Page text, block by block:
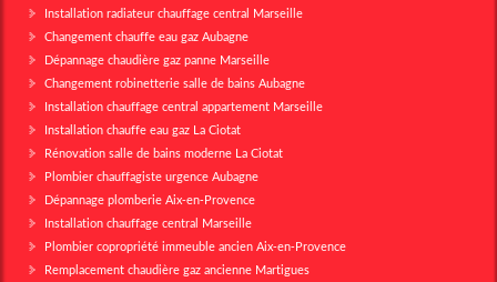
Installation radiateur chauffage central Marseille
Changement chauffe eau gaz Aubagne
Dépannage chaudière gaz panne Marseille
Changement robinetterie salle de bains Aubagne
Installation chauffage central appartement Marseille
Installation chauffe eau gaz La Ciotat
Rénovation salle de bains moderne La Ciotat
Plombier chauffagiste urgence Aubagne
Dépannage plomberie Aix-en-Provence
Installation chauffage central Marseille
Plombier copropriété immeuble ancien Aix-en-Provence
Remplacement chaudière gaz ancienne Martigues